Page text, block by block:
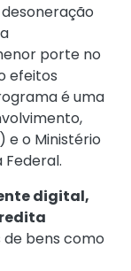
porte no
efeitos
é uma
e o Ministério
digital,
bens como